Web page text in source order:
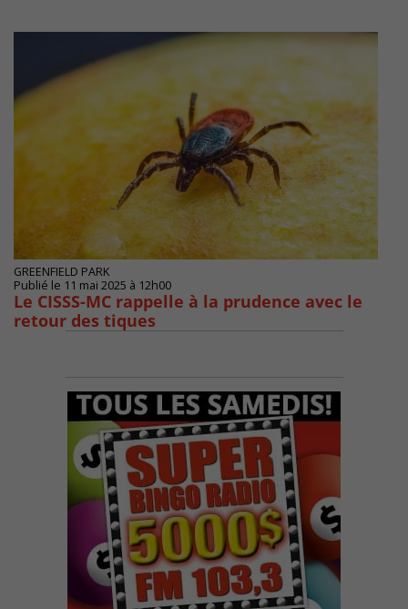
GREENFIELD PARK
Publié le 11 mai 2025 à 12h00
Le CISSS-MC rappelle à la prudence avec le
retour des tiques